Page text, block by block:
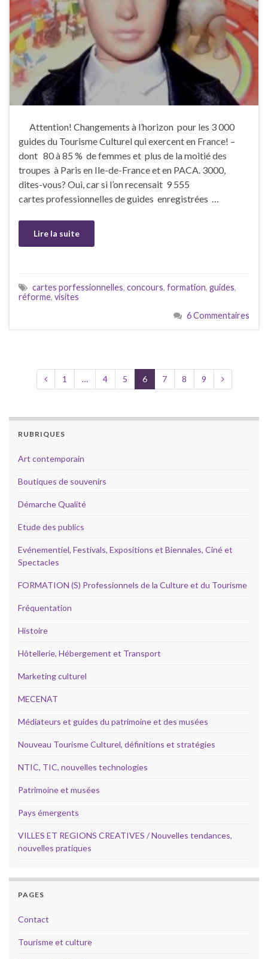
Attention! Changements à l’horizon pour les 3 000
guides du Tourisme Culturel qui exercent en France! –
dont 80 à 85 % de femmes et plus de la moitié des
troupes à Paris en Ile-de-France et en PACA. 3000,
dites-vous? Oui, car si l’on recensait 9 555
cartes professionnelles de guides enregistrées …
Lire la suite
cartes porfessionnelles, concours, formation, guides,
réforme, visites
6 Commentaires
1 … 4 5 6 7 8 9
RUBRIQUES
Art contemporain
Boutiques de souvenirs
Démarche Qualité
Etude des publics
Evénementiel, Festivals, Expositions et Biennales, Ciné et
Spectacles
FORMATION (S) Professionnels de la Culture et du Tourisme
Fréquentation
Histoire
Hôtellerie, Hébergement et Transport
Marketing culturel
MECENAT
Médiateurs et guides du patrimoine et des musées
Nouveau Tourisme Culturel, définitions et stratégies
NTIC, TIC, nouvelles technologies
Patrimoine et musées
Pays émergents
VILLES ET REGIONS CREATIVES / Nouvelles tendances,
nouvelles pratiques
PAGES
Contact
Tourisme et culture